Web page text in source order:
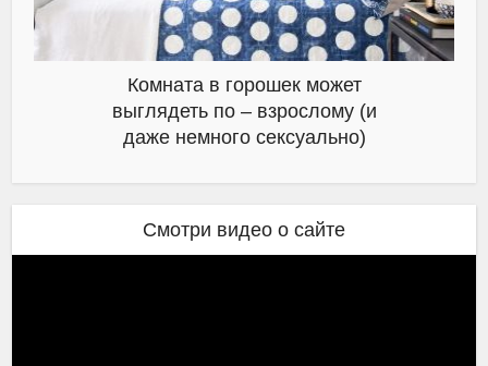
Комната в горошек может
выглядеть по – взрослому (и
даже немного сексуально)
Смотри видео о сайте